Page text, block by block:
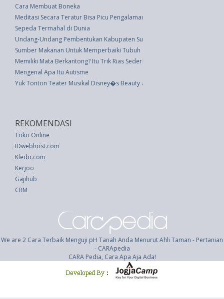
Cara Membuat Boneka
Meditasi Secara Teratur Bisa Picu Pengalaman Buruk
Sepeda Termahal di Dunia
Undang-Undang Pembentukan Kabupaten Sumba Barat Daya Di Provinsi
Sumber Makanan Untuk Memperbaiki Tubuh Setelah Berhenti Merokok
Memiliki Mata Berkantong? Itu Trik Rias Sederhana Ini
Mengenal Apa Itu Autisme
Yuk Tonton Teater Musikal Disney�s Beauty and The Beast di Jakarta
REKOMENDASI
Toko Online
IDwebhost.com
Kledo.com
Kerjoo
Gajihub
CRM
We are 2 Cara Terbaik Menguji pH Tanah Anda Menurut Ahli Taman - Pertanian
- CARApedia
CARA Pedia, Cara Apa Aja Ada!